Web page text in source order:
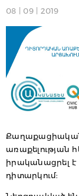
08 | 09 | 2019
առաքելության
իրականացրել է
դիտարկում: